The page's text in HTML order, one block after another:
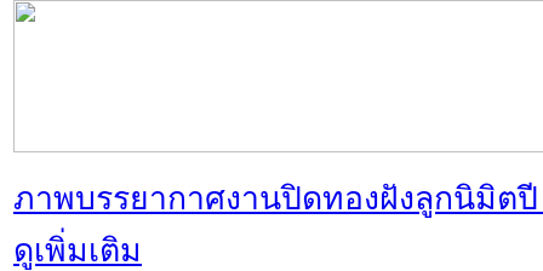
ภาพบรรยากาศงานปิดทองฝังลูกนิมิตปี
ดูเพิ่มเติม